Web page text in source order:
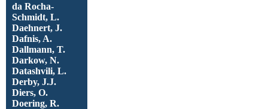
da Rocha-
Schmidt, L.
Daehnert, J.
Dafnis, A.
Dallmann, T.
Darkow, N.
Datashvili, L.
Derby, J.J.
Diers, O.
Doering, R.